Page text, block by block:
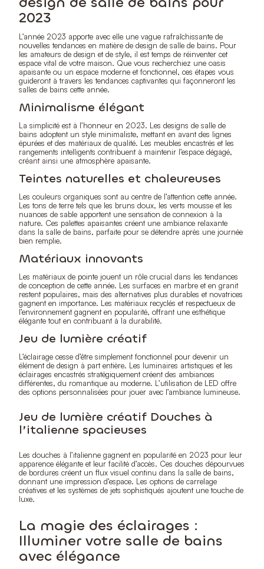
2023
L’année 2023 apporte avec elle une vague rafraîchissante de
nouvelles tendances en matière de design de salle de bains. Pour
les amateurs de design et de style, il est temps de réinventer cet
espace vital de votre maison. Que vous recherchiez une oasis
apaisante ou un espace moderne et fonctionnel, ces étapes vous
guideront à travers les tendances captivantes qui façonneront les
salles de bains cette année.
Minimalisme élégant
La simplicité est à l’honneur en 2023. Les designs de salle de
bains adoptent un style minimaliste, mettant en avant des lignes
épurées et des matériaux de qualité. Les meubles encastrés et les
rangements intelligents contribuent à maintenir l’espace dégagé,
créant ainsi une atmosphère apaisante.
Teintes naturelles et chaleureuses
Les couleurs organiques sont au centre de l’attention cette année.
Les tons de terre tels que les bruns doux, les verts mousse et les
nuances de sable apportent une sensation de connexion à la
nature. Ces palettes apaisantes créent une ambiance relaxante
dans la salle de bains, parfaite pour se détendre après une journée
bien remplie.
Matériaux innovants
Les matériaux de pointe jouent un rôle crucial dans les tendances
de conception de cette année. Les surfaces en marbre et en granit
restent populaires, mais des alternatives plus durables et novatrices
gagnent en importance. Les matériaux recyclés et respectueux de
l’environnement gagnent en popularité, offrant une esthétique
élégante tout en contribuant à la durabilité.
Jeu de lumière créatif
L’éclairage cesse d’être simplement fonctionnel pour devenir un
élément de design à part entière. Les luminaires artistiques et les
éclairages encastrés stratégiquement créent des ambiances
différentes, du romantique au moderne. L’utilisation de LED offre
des options personnalisées pour jouer avec l’ambiance lumineuse.
Jeu de lumière créatif Douches à
l’italienne spacieuses
Les douches à l’italienne gagnent en popularité en 2023 pour leur
apparence élégante et leur facilité d’accès. Ces douches dépourvues
de bordures créent un flux visuel continu dans la salle de bains,
donnant une impression d’espace. Les options de carrelage
créatives et les systèmes de jets sophistiqués ajoutent une touche de
luxe.
La magie des éclairages :
Illuminer votre salle de bains
avec élégance